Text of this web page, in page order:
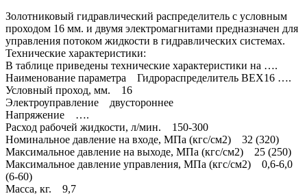
Золотниковый гидравлический распределитель с условным
проходом 16 мм. и двумя электромагнитами предназначен для
управления потоком жидкости в гидравлических системах.
Технические характеристики:
В таблице приведены технические характеристики на ….
Наименование параметра Гидрораспределитель ВЕХ16 ….
Условный проход, мм. 16
Электроуправление двустороннее
Напряжение ….
Расход рабочей жидкости, л/мин. 150-300
Номинальное давление на входе, МПа (кгс/см2) 32 (320)
Максимальное давление на выходе, МПа (кгс/см2) 25 (250)
Максимальное давление управления, МПа (кгс/см2) 0,6-6,0
(6-60)
Масса, кг. 9,7